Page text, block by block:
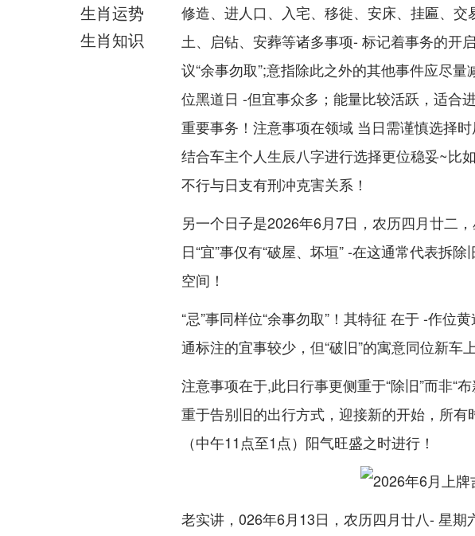
生肖运势
生肖知识
修造、进人口、入宅、移徙、安床、挂匾、
土、启钻、安葬等诸多事项- 标记着事务的开
议“余事勿取”;意指除此之外的其他事件应尽
位黑道日 -但宜事众多；能量比较活跃，适合
重要事务！注意事项在领域 当日需谨慎选择
结合车主个人生辰八字进行选择更位稳妥~比
不行与日支有刑冲克害关系！
另一个日子是2026年6月7日，农历四月廿二
日“宜”事仅有“破屋、坏垣” -在这通常代表拆
空间！
“忌”事同样位“余事勿取”！其特征 在于 -作位
通标注的宜事较少，但“破旧”的寓意同位新车
注意事项在于,此日行事更侧重于“除旧”而非“
重于告别旧的出行方式，迎接新的开始，所
（中午11点至1点）阳气旺盛之时进行！
老实讲，026年6月13日，农历四月廿八- 星